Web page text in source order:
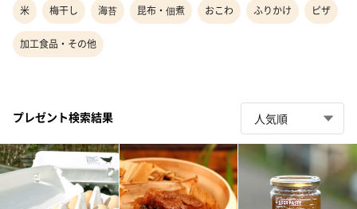
米 梅干し 海苔 昆布・佃煮 おこわ ふりかけ ピザ
加工食品・その他
プレゼント検索結果